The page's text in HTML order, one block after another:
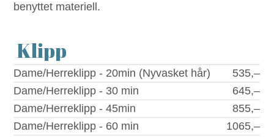
Prisliste
benyttet materiell.
Klipp
Dame/Herreklipp - 20min (Nyvasket hår)
535,–
Dame/Herreklipp - 30 min
645,–
Dame/Herreklipp - 45min
855,–
Dame/Herreklipp - 60 min
1065,–